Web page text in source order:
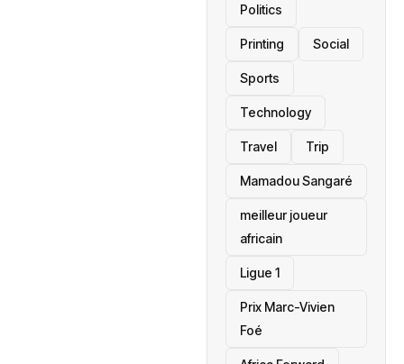
Politics
Printing Social
Sports
Technology
Travel Trip
Mamadou Sangaré
meilleur joueur
africain
Ligue 1
Prix Marc-Vivien
Foé